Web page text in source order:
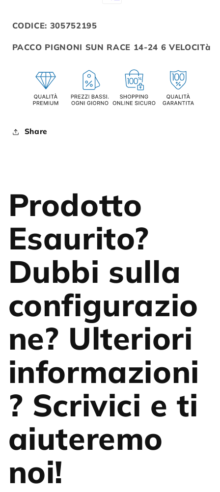
CODICE: 305752195
PACCO PIGNONI SUN RACE 14-24 6 VELOCITà
Share
Prodotto
Esaurito?
Dubbi sulla
configurazio
ne? Ulteriori
informazioni
? Scrivici e ti
aiuteremo
noi!